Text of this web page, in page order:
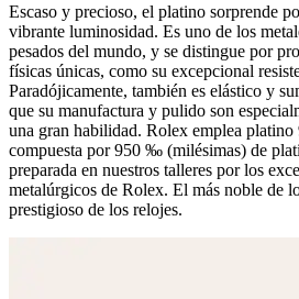
Escaso y precioso, el platino sorprende
vibrante luminosidad. Es uno de los
pesados del mundo, y se distingue por
físicas únicas, como su excepcional
Paradójicamente, también es elástico y
que su manufactura y pulido son
una gran habilidad. Rolex emplea platino
compuesta por 950 ‰ (milésimas) de
preparada en nuestros talleres por los
metalúrgicos de Rolex. El más noble de
prestigioso de los relojes.